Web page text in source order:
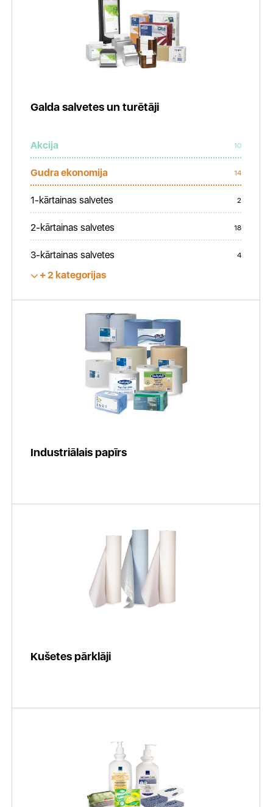
Galda salvetes un turētāji
Akcija 10
Gudra ekonomija 14
1-kārtainas salvetes 2
2-kārtainas salvetes 18
3-kārtainas salvetes 4
2 kategorijas
Industriālais papīrs
Kušetes pārklāji